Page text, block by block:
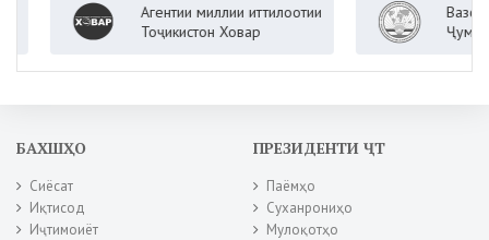
Агентии миллии иттилоотии
Тоҷикистон Ховар
Вазорати
Ҷумҳурии
БАХШҲО
Сиёсат
Иқтисод
Иҷтимоиёт
ПРЕЗИДЕНТИ ҶТ
Паёмҳо
Суханрониҳо
Мулоқотҳо